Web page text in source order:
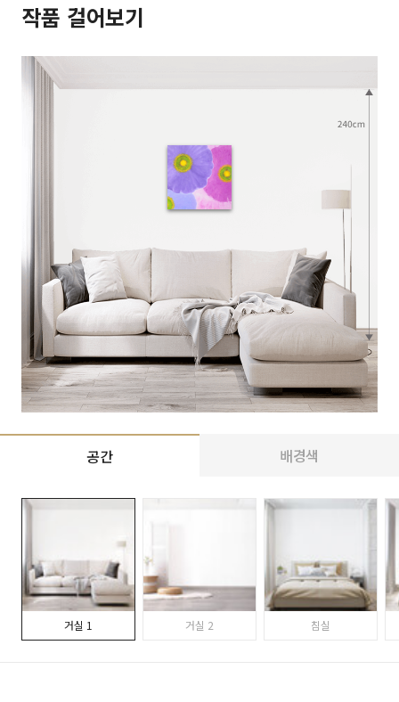
작품 걸어보기
공간 배경색
거실 1 거실 2 침실